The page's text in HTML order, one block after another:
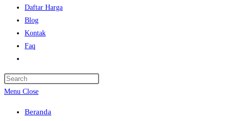
Daftar Harga
Blog
Kontak
Faq
search
Menu Close
Beranda